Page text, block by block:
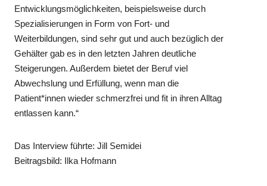
Entwicklungsmöglichkeiten, beispielsweise durch
Spezialisierungen in Form von Fort- und
Weiterbildungen, sind sehr gut und auch bezüglich der
Gehälter gab es in den letzten Jahren deutliche
Steigerungen. Außerdem bietet der Beruf viel
Abwechslung und Erfüllung, wenn man die
Patient*innen wieder schmerzfrei und fit in ihren Alltag
entlassen kann.“
Das Interview führte: Jill Semidei
Beitragsbild: Ilka Hofmann